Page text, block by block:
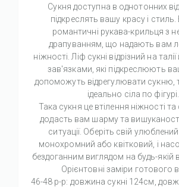
Сукня доступна в однотонних
підкреслять вашу красу і
романтичні рукава-крильця з
драпуванням, що надають вам
ніжності. Ліф сукні відрізний на
зав'язками, які підкреслюють
допоможуть відрегулювати сукню,
ідеально сіла по фігурі.
Така сукня це втілення ніжності
додасть вам шарму та
ситуації. Оберіть свій
монохромний або квітковий, і
бездоганним виглядом на будь-якій
Орієнтовні заміри готового
46-48 р-р: довжина сукні 124см,